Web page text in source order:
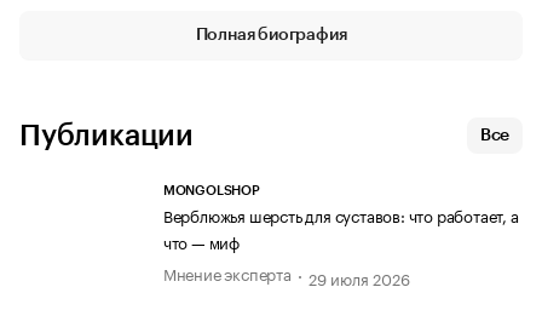
сортировка, очистка, расчесывание, прядение,
участвовала в налаживании поставок от домашних
обучалась у технологов на местах, чтобы понимать
сырье не только теоретически, но и тактильно — «в
Полная биография
Публикации Все
MONGOLSHOP
Верблюжья шерсть для суставов: что работает, а
что — миф
Мнение эксперта
29 июля 2026